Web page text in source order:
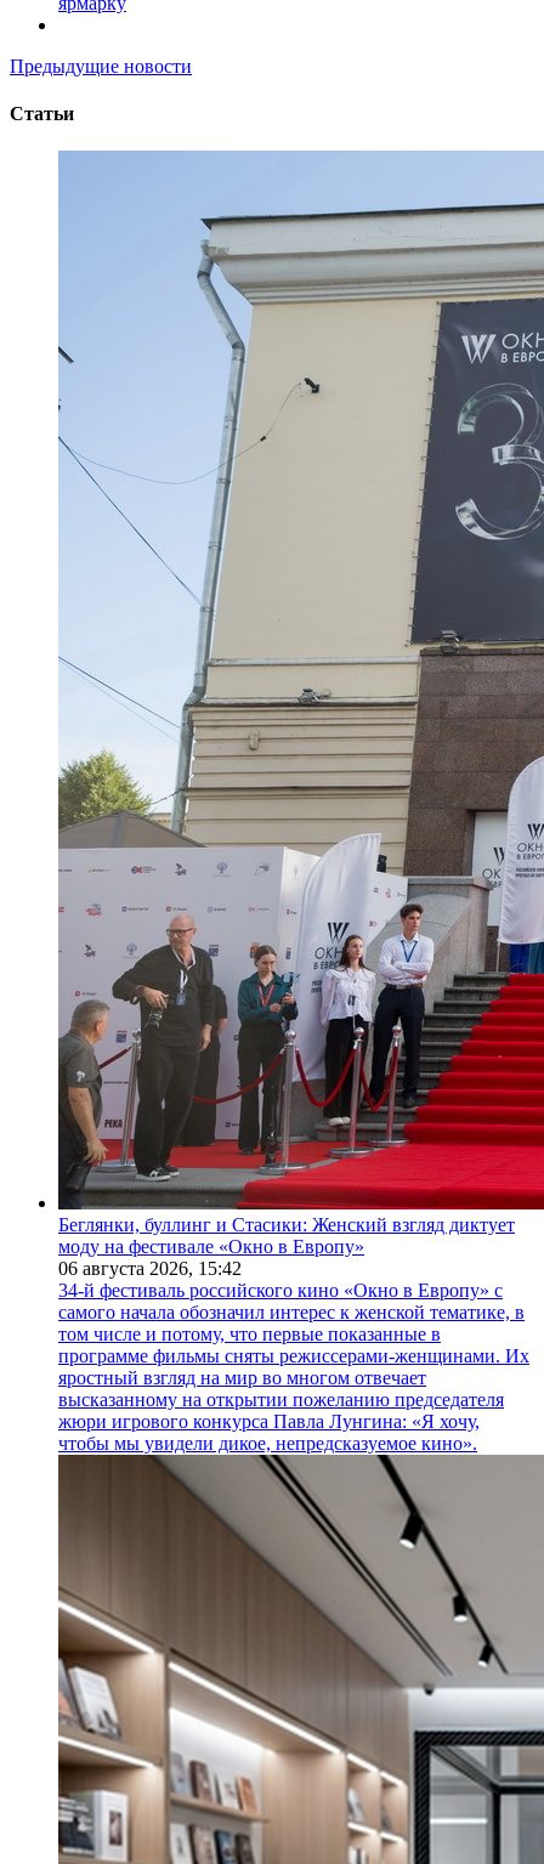
Предыдущие новости
Статьи
Беглянки, буллинг и Стасики: Женский взгляд диктует
моду на фестивале «Окно в Европу»
06 августа 2026, 15:42
34-й фестиваль российского кино «Окно в Европу» с
самого начала обозначил интерес к женской тематике, в
том числе и потому, что первые показанные в
программе фильмы сняты режиссерами-женщинами. Их
яростный взгляд на мир во многом отвечает
высказанному на открытии пожеланию председателя
жюри игрового конкурса Павла Лунгина: «Я хочу,
чтобы мы увидели дикое, непредсказуемое кино».